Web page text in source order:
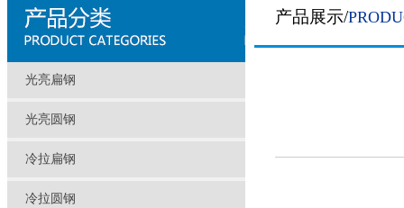
光亮扁钢
光亮圆钢
冷拉扁钢
冷拉圆钢
产品展示/